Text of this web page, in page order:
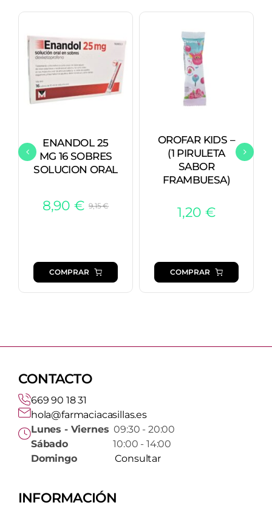
ENANDOL 25
MG 16 SOBRES
SOLUCION ORAL
9,15€El
era:
9,15 €.
8,90 €
El
es:
8,90 €.
COMPRAR
OROFAR KIDS –
(1 PIRULETA
SABOR
FRAMBUESA)
1,20€
COMPRAR
CONTACTO
669 90 18 31
hola@farmaciacasillas.es
Lunes - Viernes 09:30 - 20:00
Sábado10:00 - 14:00
Domingo
Consultar
INFORMACIÓN